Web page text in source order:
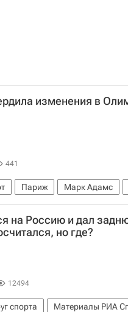
изменения в
441
Париж Марк Адамс
комитет (МОК)
на Россию и дал
но где?
12494
спорта Материалы РИА